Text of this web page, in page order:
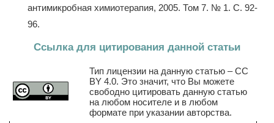
антимикробная химиотерапия, 2005. Том 7. № 1. С. 92-
96.
Ссылка для цитирования данной статьи
Тип лицензии на данную статью – CC
BY 4.0. Это значит, что Вы можете
свободно цитировать данную статью
на любом носителе и в любом
формате при указании авторства.